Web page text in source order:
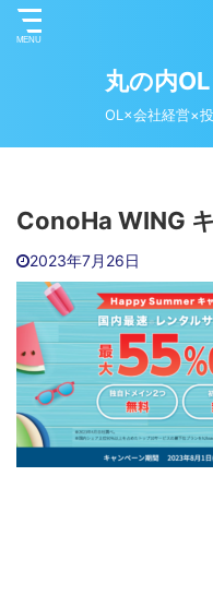
丸の内
OL×会社経営×
ConoHa WING‬
2023年7月26日